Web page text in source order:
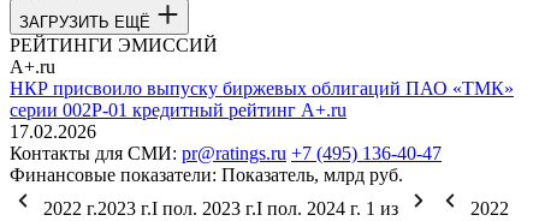
ЗАГРУЗИТЬ ЕЩЁ
РЕЙТИНГИ ЭМИССИЙ
A+.ru
НКР присвоило выпуску биржевых облигаций ПАО «ТМК»
серии 002Р-01 кредитный рейтинг A+.ru
17.02.2026
Контакты для СМИ: pr@ratings.ru +7 (495) 136-40-47
Финансовые показатели: Показатель, млрд руб.
2022 г.2023 г.I пол. 2023 г.I пол. 2024 г. 1 из
2022